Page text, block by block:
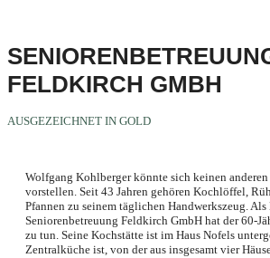
FELDKIRCH GMBH
AUSGEZEICHNET IN GOLD
Wolfgang Kohlberger könnte sich keinen
vorstellen. Seit 43 Jahren gehören Kochlöffel,
Pfannen zu seinem täglichen Handwerkszeug.
Seniorenbetreuung Feldkirch GmbH hat der 60-
zu tun. Seine Kochstätte ist im Haus Nofels
Zentralküche ist, von der aus insgesamt vier